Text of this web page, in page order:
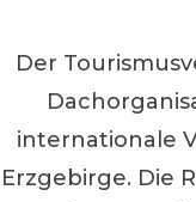
Der
internationale
Erzgebirge. Die